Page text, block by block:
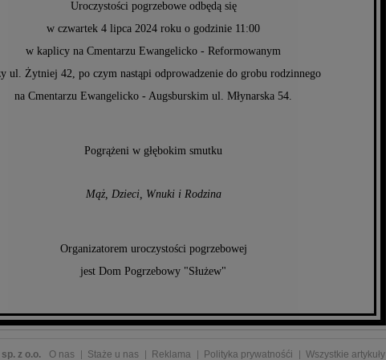
Uroczystości pogrzebowe odbędą się
w czwartek 4 lipca 2024 roku o godzinie 11:00
w kaplicy na Cmentarzu Ewangelicko - Reformowanym
ul. Żytniej 42, po czym nastąpi odprowadzenie do grobu rodzinnego
na Cmentarzu Ewangelicko - Augsburskim ul. Młynarska 54.
Pogrążeni w głębokim smutku
Mąż, Dzieci, Wnuki i Rodzina
Organizatorem uroczystości pogrzebowej
jest Dom Pogrzebowy "Służew"
z o.o. O nas Staże u nas Reklama Polityka prywatnośći Wszystkie artykuły